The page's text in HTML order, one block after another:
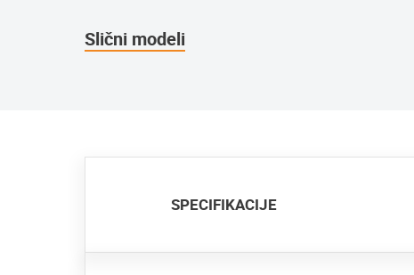
Slični modeli
SPECIFIKACIJE